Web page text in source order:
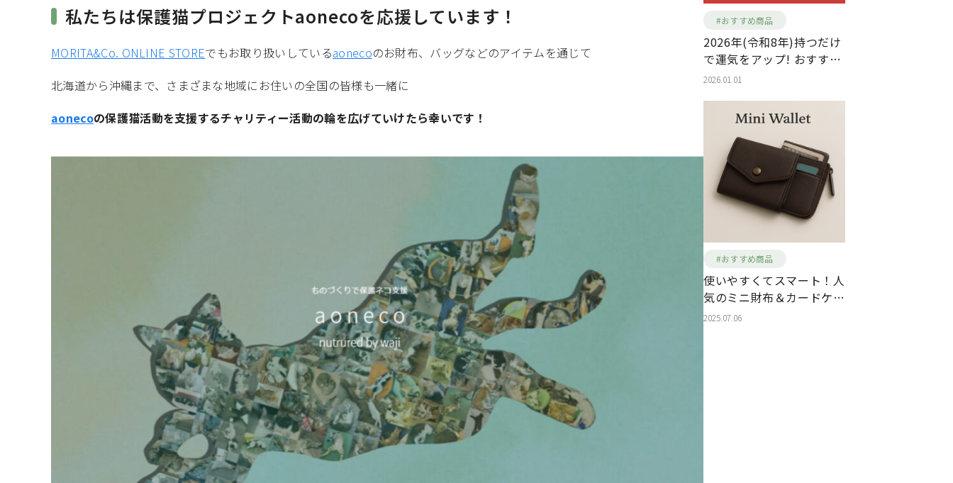
私たちは保護猫プロジェクトaonecoを応援しています！
MORITA&Co. ONLINE STOREでもお取り扱いしているaonecoのお財布、バッグなどのアイテムを通じて
北海道から沖縄まで、さまざまな地域にお住いの全国の皆様も一緒に
aonecoの保護猫活動を支援するチャリティー活動の輪を広げていけたら幸いです！
#おすすめ商品
2026年(令和8年)持つだけ
で運気をアップ! おすすめ
の財布
2026.01.01
#おすすめ商品
使いやすくてスマート！人
気のミニ財布＆カードケー
ス特集【2025年最新版】
2025.07.06